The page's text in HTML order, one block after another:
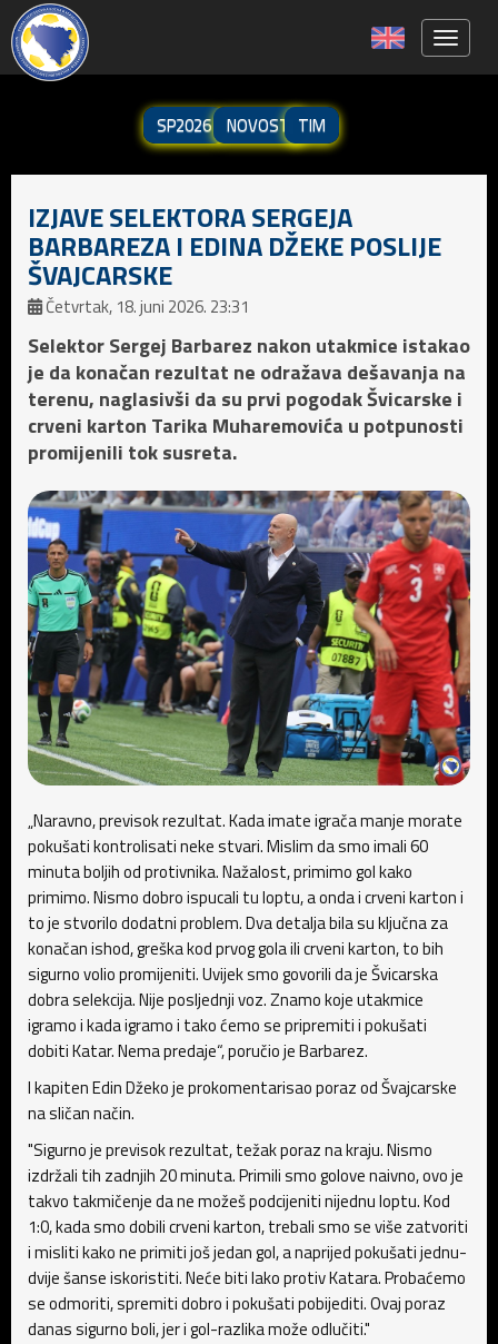
SP2026 NOVOSTI TIM
IZJAVE SELEKTORA SERGEJA
BARBAREZA I EDINA DŽEKE POSLIJE
ŠVAJCARSKE
Četvrtak, 18. juni 2026. 23:31
Selektor Sergej Barbarez nakon utakmice istakao
je da konačan rezultat ne odražava dešavanja na
terenu, naglasivši da su prvi pogodak Švicarske i
crveni karton Tarika Muharemovića u potpunosti
promijenili tok susreta.
„Naravno, previsok rezultat. Kada imate igrača manje morate
pokušati kontrolisati neke stvari. Mislim da smo imali 60
minuta boljih od protivnika. Nažalost, primimo gol kako
primimo. Nismo dobro ispucali tu loptu, a onda i crveni karton i
to je stvorilo dodatni problem. Dva detalja bila su ključna za
konačan ishod, greška kod prvog gola ili crveni karton, to bih
sigurno volio promijeniti. Uvijek smo govorili da je Švicarska
dobra selekcija. Nije posljednji voz. Znamo koje utakmice
igramo i kada igramo i tako ćemo se pripremiti i pokušati
dobiti Katar. Nema predaje“, poručio je Barbarez.
I kapiten Edin Džeko je prokomentarisao poraz od Švajcarske
na sličan način.
"Sigurno je previsok rezultat, težak poraz na kraju. Nismo
izdržali tih zadnjih 20 minuta. Primili smo golove naivno, ovo je
takvo takmičenje da ne možeš podcijeniti nijednu loptu. Kod
1:0, kada smo dobili crveni karton, trebali smo se više zatvoriti
i misliti kako ne primiti još jedan gol, a naprijed pokušati jednu-
dvije šanse iskoristiti. Neće biti lako protiv Katara. Probaćemo
se odmoriti, spremiti dobro i pokušati pobijediti. Ovaj poraz
danas sigurno boli, jer i gol-razlika može odlučiti."